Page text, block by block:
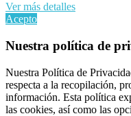
Ver más detalles
Acepto
Nuestra política de
Nuestra Política de
respecta a la recopilación,
información. Esta política
las cookies, así como las